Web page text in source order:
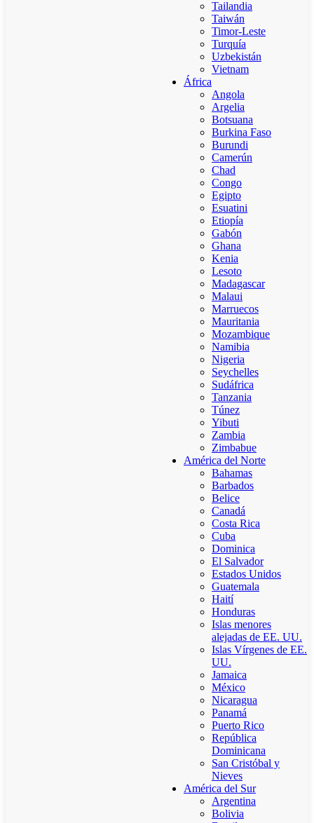
Tailandia
Taiwán
Timor-Leste
Turquía
Uzbekistán
Vietnam
África
Angola
Argelia
Botsuana
Burkina Faso
Burundi
Camerún
Chad
Congo
Egipto
Esuatini
Etiopía
Gabón
Ghana
Kenia
Lesoto
Madagascar
Malaui
Marruecos
Mauritania
Mozambique
Namibia
Nigeria
Seychelles
Sudáfrica
Tanzania
Túnez
Yibuti
Zambia
Zimbabue
América del Norte
Bahamas
Barbados
Belice
Canadá
Costa Rica
Cuba
Dominica
El Salvador
Estados Unidos
Guatemala
Haití
Honduras
Islas menores
alejadas de EE. UU.
Islas Vírgenes de EE.
UU.
Jamaica
México
Nicaragua
Panamá
Puerto Rico
República
Dominicana
San Cristóbal y
Nieves
América del Sur
Argentina
Bolivia